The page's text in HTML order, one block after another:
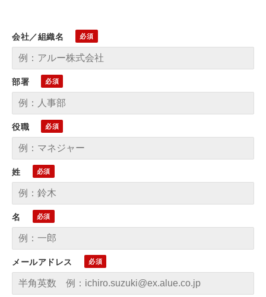
会社／組織名
部署
役職
姓
名
メールアドレス